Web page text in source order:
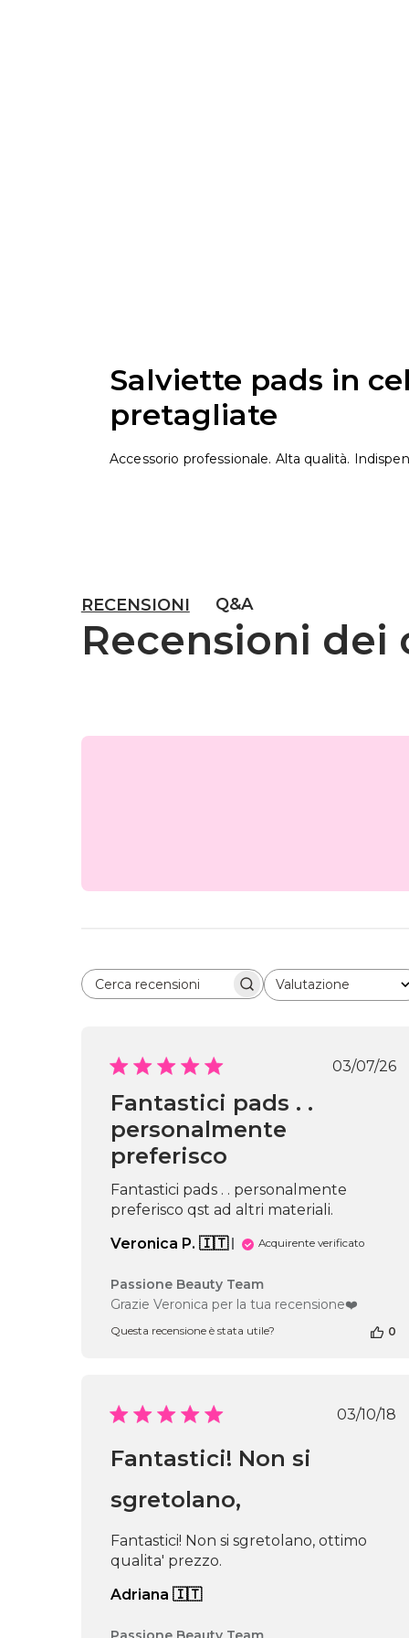
Salviette pads in
pretagliate
Accessorio professionale. Alta qualità.
RECENSIONI Q&A
Recensioni dei
Cerca recensioniValutazione
Tutte le valutazioni
Data
03/07/26
Fantastici pads . .
personalmente
preferisco
Fantastici pads . . personalmente
preferisco qst ad altri materiali.
Veronica P. 🇮🇹
Acquirente verificato
Commenti
del
del
Team
2026
Passione Beauty Team
Grazie Veronica per la tua recensione❤️
Questa recensione è stata utile? 0
Data
03/10/18
Fantastici! Non si
sgretolano,
Fantastici! Non si sgretolano, ottimo
qualita' prezzo.
Adriana 🇮🇹
Commenti